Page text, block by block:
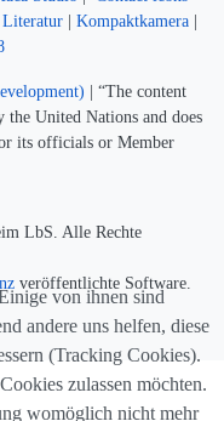
Literatur Kompaktkamera
| “The content
the United Nations and does
its officials or Member
LbS. Alle Rechte
veröffentlichte Software.
von ihnen sind
andere uns helfen, diese
(Tracking Cookies).
zulassen möchten.
womöglich nicht mehr